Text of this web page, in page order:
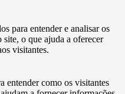
​​para entender e analisar os
o que ajuda a oferecer
visitantes.
entender como os visitantes